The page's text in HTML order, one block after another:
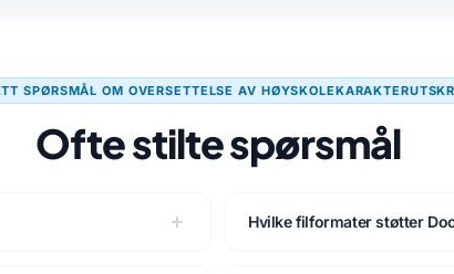
SPØRSMÅL OM OVERSETTELSE AV
Ofte stilte spørsmål
Hvilke filformater støtter